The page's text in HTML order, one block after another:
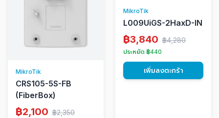
MikroTik
CRS105-5S-FB
(FiberBox)
฿2,100 ฿2,350
MikroTik
L009UiGS-2HaxD-IN
฿3,840 ฿4,280
ประหยัด ฿440
เพิ่มลงตะกร้า